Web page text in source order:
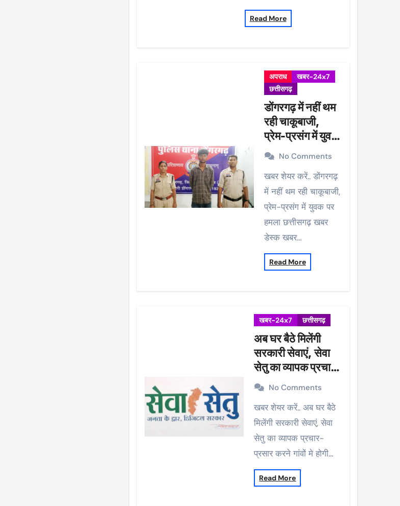
Read More
अपराध
खबर-24x7
छत्तीसगढ़
डोंगरगढ़ में नहीं थम
रही चाकूबाजी,
प्रेम-प्रसंग में युवक
पर हमलाNo Comments
खबर शेयर करें.. डोंगरगढ़
में नहीं थम रही चाकूबाजी,
प्रेम-प्रसंग में युवक पर
हमला छत्तीसगढ़ खबर
डेस्क खबर…
Read More
खबर-24x7 छत्तीसगढ़
अब घर बैठे मिलेंगी
सरकारी सेवाएं, सेवा
सेतु का व्यापक प्रचार-
प्रसार करने गांवों मे
होगी मुनादी
No Comments
खबर शेयर करें.. अब घर बैठे
मिलेंगी सरकारी सेवाएं, सेवा
सेतु का व्यापक प्रचार-
प्रसार करने गांवों मे होगी…
Read More